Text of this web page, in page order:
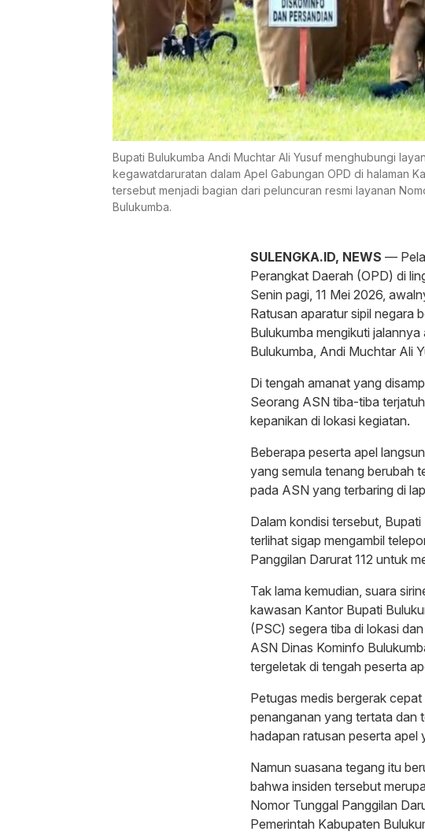
Bupati Bulukumba Andi Muchtar Ali Yusuf menghubungi
kegawatdaruratan dalam Apel Gabungan OPD di halaman
tersebut menjadi bagian dari peluncuran resmi layanan
Bulukumba.
SULENGKA.ID, NEWS —
Perangkat Daerah (OPD) di
Senin pagi, 11 Mei 2026,
Ratusan aparatur sipil negara
Bulukumba mengikuti
Bulukumba, Andi Muchtar Ali
Di tengah amanat yang
Seorang ASN tiba-tiba
kepanikan di lokasi kegiatan.
Beberapa peserta apel
yang semula tenang berubah
pada ASN yang terbaring di
Dalam kondisi tersebut,
terlihat sigap mengambil
Panggilan Darurat 112 untuk
Tak lama kemudian, suara
kawasan Kantor Bupati
(PSC) segera tiba di lokasi
ASN Dinas Kominfo
tergeletak di tengah peserta
Petugas medis bergerak
penanganan yang tertata dan
hadapan ratusan peserta apel
Namun suasana tegang itu
bahwa insiden tersebut
Nomor Tunggal Panggilan
Pemerintah Kabupaten